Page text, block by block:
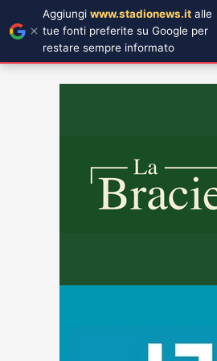
Aggiungi www.stadionews.it alle
tue fonti preferite su Google per
restare sempre informato